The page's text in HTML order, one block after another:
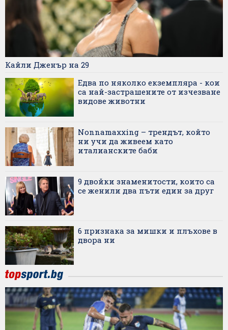
Кайли Дженър на 29
Едва по няколко екземпляра - кои
са най-застрашените от изчезване
видове животни
Nonnamaxxing – трендът, който
ни учи да живеем като
италианските баби
9 двойки знаменитости, които са
се женили два пъти един за друг
6 признака за мишки и плъхове в
двора ни